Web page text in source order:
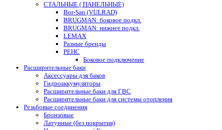
СТАЛЬНЫЕ ( ПАНЕЛЬНЫЕ)
Bor-San (VULRAD)
BRUGMAN: боковое подкл.
BRUGMAN: нижнее подкл.
LEMAX
Разные бренды
РЕНС
Боковое подключение
Расширительные баки
Аксессуары для баков
Гидроаккумуляторы
Расширительные баки для ГВС
Расширительные баки для системы отопления
Резьбовые соединения
Бронзовые
Латунные (без покрытия)